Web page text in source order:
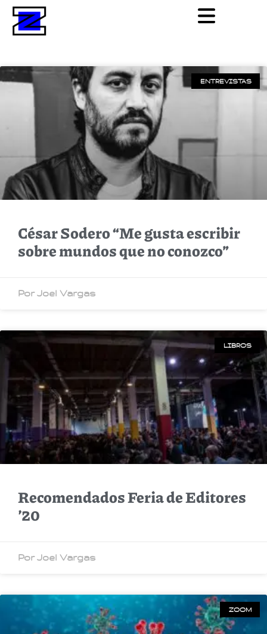
ENTREVISTAS
César Sodero “Me gusta escribir
sobre mundos que no conozco”
Por Joel Vargas
LIBROS
Recomendados Feria de Editores
’20
Por Joel Vargas
ZOOM